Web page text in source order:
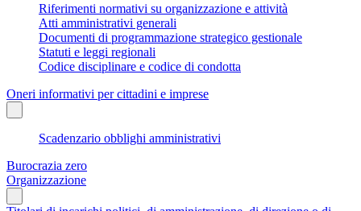
Riferimenti normativi su organizzazione e attività
Atti amministrativi generali
Documenti di programmazione strategico gestionale
Statuti e leggi regionali
Codice disciplinare e codice di condotta
Oneri informativi per cittadini e imprese
Scadenzario obblighi amministrativi
Burocrazia zero
Organizzazione